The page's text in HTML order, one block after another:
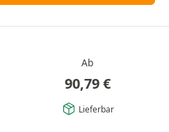
Ab
90,79€
Lieferbar